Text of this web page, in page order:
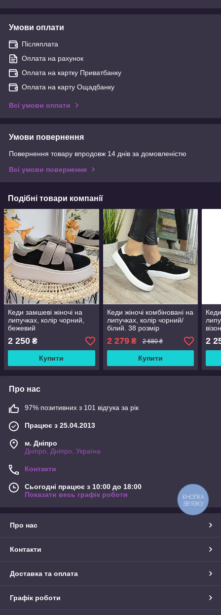
Умови оплати
Післяплата
Оплата на рахунок
Оплата на картку Приватбанку
Оплата на карту Ощадбанку
Всі умови оплати
Умови повернення
Повернення товару впродовж 14 днів за домовленістю
Всі умови повернення
Подібні товари компанії
Кеди замшеві жіночі на
липучках, колір чорний,
бежевий
2 250 ₴
Купити
Кеди жіночі комбіновані на
липучках, колір чорний/
білий. 38 розмір
2 279₴ 2 680 ₴
Купити
2
Про нас
97% позитивних з 101 відгука за рік
Працює з 25.04.2013
м. Дніпро
Дніпро, Дніпро, Україна
Контакти
Сьогодні працює з 10:00 до 18:00
Показати весь графік роботи
Про нас
Контакти
Доставка та оплата
Графік роботи
КНОПКА
ЗВ'ЯЗКУ